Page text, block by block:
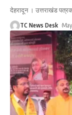
देहरादून । उत्तराखंड
TC News Desk